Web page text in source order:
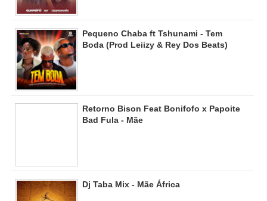
Pequeno Chaba ft Tshunami - Tem
Boda (Prod Leiizy & Rey Dos Beats)
Retorno Bison Feat Bonifofo x Papoite
Bad Fula - Mãe
Dj Taba Mix - Mãe África